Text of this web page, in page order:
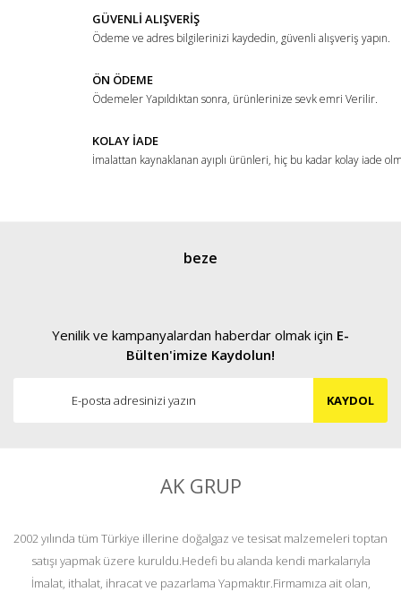
Ürün fiyatı diğer sitelerden daha pahalı.
Bu ürüne benzer farklı alternatifler olmalı.
Gönder
GÜVENLİ ALIŞVERİŞ
Ödeme ve adres bilgilerinizi kaydedin, güvenli alışveriş yapın.
ÖN ÖDEME
Ödemeler Yapıldıktan sonra, ürünlerinize sevk emri Verilir.
KOLAY İADE
İmalattan kaynaklanan ayıplı ürünleri, hiç bu kadar kolay iade
beze
Yenilik ve kampanyalardan haberdar olmak için E-
Bülten'imize Kaydolun!
KAYDOL
AK GRUP
2002 yılında tüm Türkiye illerine doğalgaz ve tesisat malzemeleri toptan
satışı yapmak üzere kuruldu.Hedefi bu alanda kendi markalarıyla
İmalat, ithalat, ihracat ve pazarlama Yapmaktır.Firmamıza ait olan,